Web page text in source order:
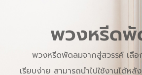
พวงหรีดพั
พวงหรีดพัดลมจากสู่สวรรค์ เลื
เรียบง่าย สามารถนำไปใช้งานได้ห